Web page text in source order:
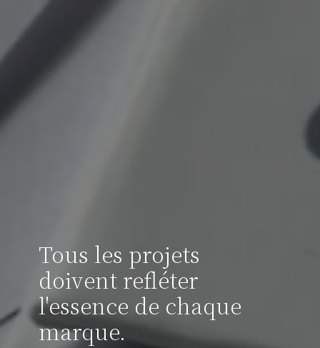
Tous les projets
doivent refléter
l'essence de chaque
marque.